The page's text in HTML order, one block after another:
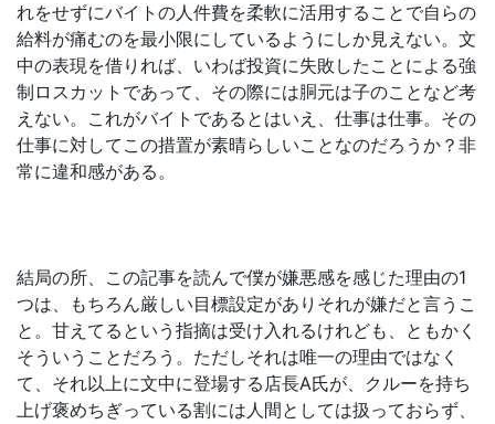
れをせずにバイトの人件費を柔軟に活用することで自らの
給料が痛むのを最小限にしているようにしか見えない。文
中の表現を借りれば、いわば投資に失敗したことによる強
制ロスカットであって、その際には胴元は子のことなど考
えない。これがバイトであるとはいえ、仕事は仕事。その
仕事に対してこの措置が素晴らしいことなのだろうか？非
常に違和感がある。
結局の所、この記事を読んで僕が嫌悪感を感じた理由の1
つは、もちろん厳しい目標設定がありそれが嫌だと言うこ
と。甘えてるという指摘は受け入れるけれども、ともかく
そういうことだろう。ただしそれは唯一の理由ではなく
て、それ以上に文中に登場する店長A氏が、クルーを持ち
上げ褒めちぎっている割には人間としては扱っておらず、